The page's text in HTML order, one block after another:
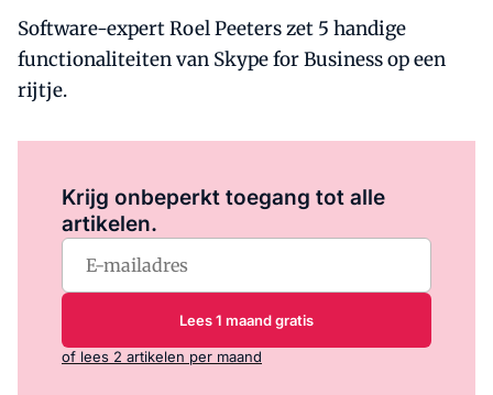
Software-expert Roel Peeters zet 5 handige
functionaliteiten van Skype for Business op een
rijtje.
Krijg onbeperkt toegang tot alle
artikelen.
Lees 1 maand gratis
of lees 2 artikelen per maand